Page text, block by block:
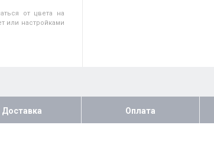
от цвета на
или настройками
Доставка Оплата